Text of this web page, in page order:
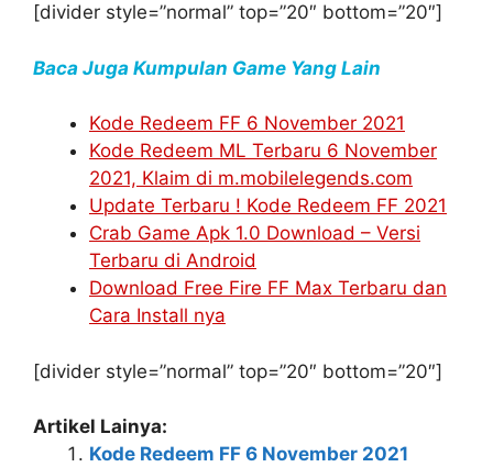
[divider style=”normal” top=”20″ bottom=”20″]
Baca Juga Kumpulan Game Yang Lain
Kode Redeem FF 6 November 2021
Kode Redeem ML Terbaru 6 November
2021, Klaim di m.mobilelegends.com
Update Terbaru ! Kode Redeem FF 2021
Crab Game Apk 1.0 Download – Versi
Terbaru di Android
Download Free Fire FF Max Terbaru dan
Cara Install nya
[divider style=”normal” top=”20″ bottom=”20″]
Artikel Lainya:
Kode Redeem FF 6 November 2021